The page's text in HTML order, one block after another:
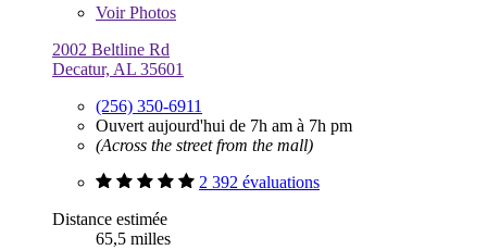
VoirPhotos
2002 Beltline Rd
Decatur, AL 35601
(256) 350-6911
Ouvert aujourd'hui de 7h am à 7h pm
(Across the street from the mall)
2 392 évaluations
Distance estimée
65,5 milles